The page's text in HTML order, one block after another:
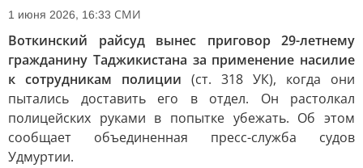
1 июня 2026, 16:33 СМИ
Воткинский райсуд вынес приговор 29-летнему
гражданину Таджикистана за применение насилие
к сотрудникам полиции (ст. 318 УК), когда они
пытались доставить его в отдел. Он растолкал
полицейских руками в попытке убежать. Об этом
сообщает объединенная пресс-служба судов
Удмуртии.